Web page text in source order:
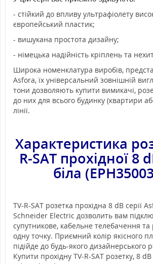
- стійкий до впливу ультрафіолету
європейський пластик;
- вишукана простота дизайну;
- німецька надійність кріплень та
Широка номенклатура виробів,
Asfora, їх універсальний зовнішній
тони дозволяють купити вимикачі,
до них для всього будинку (квартири
лінії.
Характеристика р
R-SAT прохідної 8
біла
TV-R-SAT розетка прохідна 8 dB серії
Schneider Electric дозволить вам
супутникове, кабельне телебачення та
одну точку. Приємний колір якісного
підійде до будь-якого дизайнерського
Купити прохідну TV-R-SAT розетку, 8 dB